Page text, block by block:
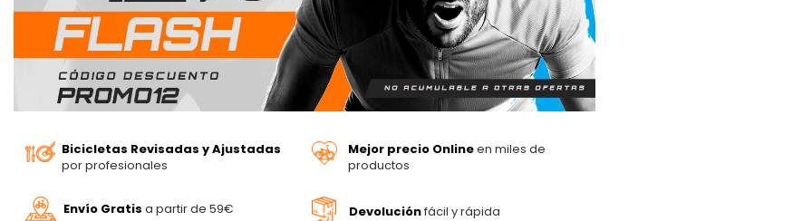
Bicicletas Revisadas y Ajustadas
por profesionales
Mejor precio Onlineen miles de
productos
Envío Gratis a partir de 59€ Devoluciónfácil y rápida